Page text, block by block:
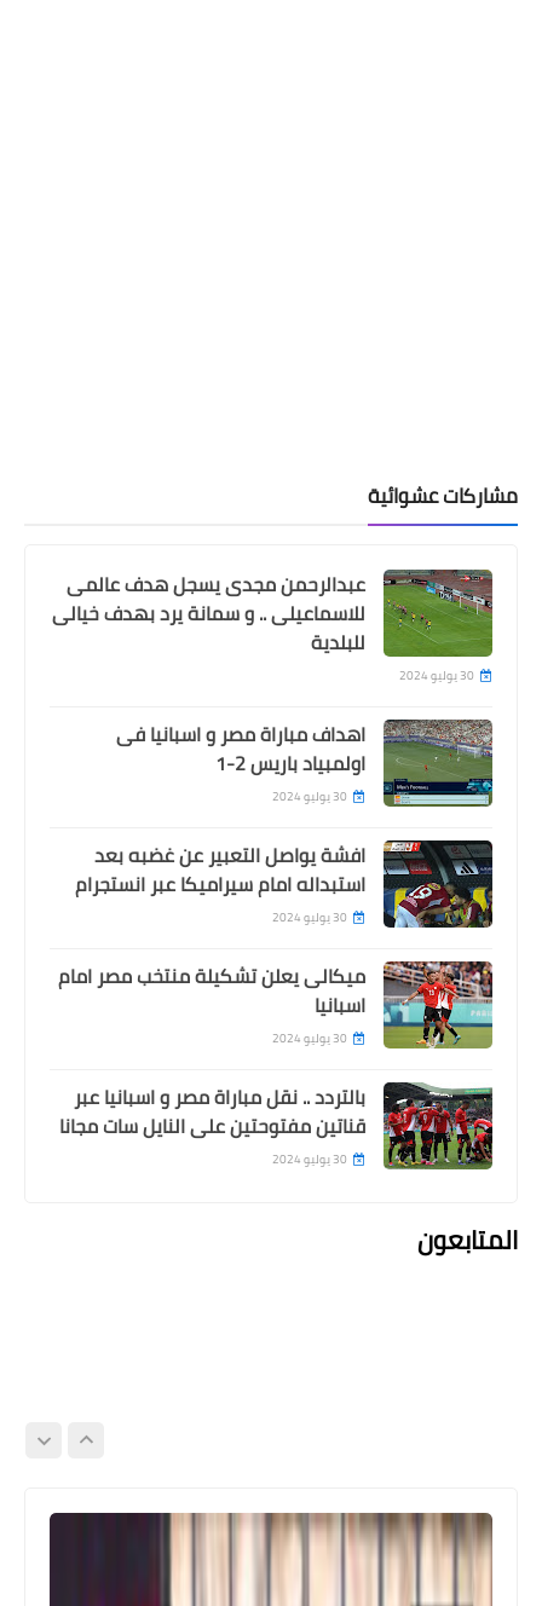
مشاركات عشوائية
عبدالرحمن مجدى يسجل هدف عالمى
للاسماعيلى .. و سمانة يرد بهدف خيالى
للبلدية
30 يوليو 2024
اهداف مباراة مصر و اسبانيا فى
اولمبياد باريس 2-1
30 يوليو 2024
افشة يواصل التعبير عن غضبه بعد
استبداله امام سيراميكا عبر انستجرام
30 يوليو 2024
ميكالى يعلن تشكيلة منتخب مصر امام
اسبانيا
30 يوليو 2024
بالتردد .. نقل مباراة مصر و اسبانيا عبر
قناتين مفتوحتين على النايل سات مجانا
30 يوليو 2024
المتابعون
عقوبات الجولة السابعة من الدوري ..
ايقاف ثنائي الزمالك و عقوبة كبيرة على
شوقي